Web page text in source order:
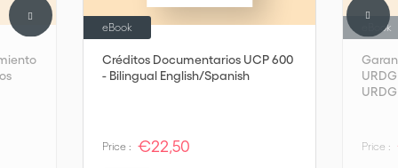
Créditos Documentarios UCP 600
- Bilingual English/Spanish
eBook
Price : €22,50
eBook
Price :